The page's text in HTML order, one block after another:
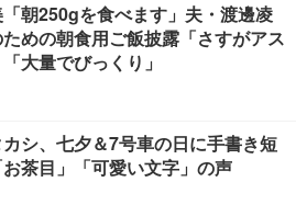
朝250gを食べます」夫・渡邊凌
めの朝食用ご飯披露「さすがアス
大量でびっくり」
シ、七夕＆7号車の日に手書き短
茶目」「可愛い文字」の声